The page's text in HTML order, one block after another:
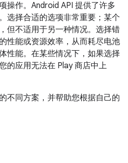
操作。Android API 提供了许多
选择合适的选项非常重要；某个
但不适用于另一种情况。选择错
性能或资源效率，从而耗尽电池
性能。在某些情况下，如果选择
的应用无法在 Play 商店中上
不同方案，并帮助您根据自己的